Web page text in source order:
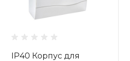
IP40 Корпус для